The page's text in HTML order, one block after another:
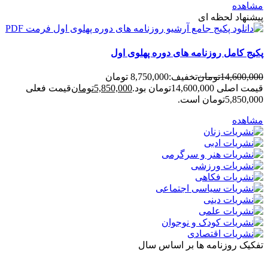
مشاهده
پیشنهاد لحظه ای
پکیج کامل روزنامه های دوره پهلوی اول
14,600,000تومانتخفیف:8,750,000 تومان
قیمت اصلی 14,600,000تومان بود.
5,850,000تومانقیمت فعلی
5,850,000تومان است.
مشاهده
تفکیک روزنامه ها بر اساس سال